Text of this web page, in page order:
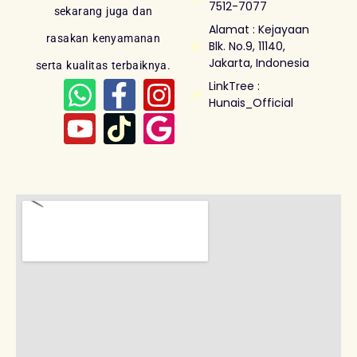
sekarang juga dan
rasakan kenyamanan
serta kualitas terbaiknya.
7512-7077
Alamat : Kejayaan
Blk. No.9, 11140,
Jakarta, Indonesia
LinkTree :
Hunais_Official